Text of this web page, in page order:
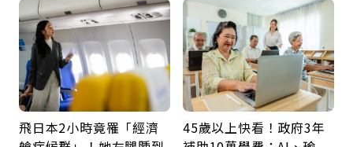
更多
飛日本2小時竟罹「經濟
45歲以上快看！政府3年